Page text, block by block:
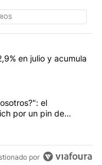
comentarios en los
en CABA
en julio y acumula
qué 'nonoslodieron'
el
por un pin de
por